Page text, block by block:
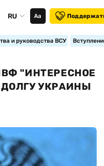
RU Аа
и руководства ВСУ
"ИНТЕРЕСНОЕ
УКРАИНЫ